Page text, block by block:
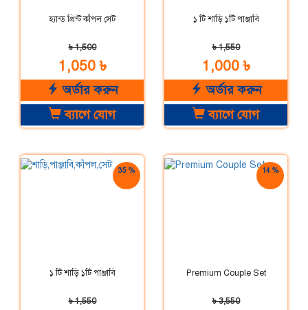
হ্যান্ড প্রিন্ট কাঁপল সেট
৳ 1,500
1,050 ৳
অর্ডার করুন
ব্যাগে যোগ
১ টি শাড়ি ১টি পাঞ্জাবি
৳ 1,550
1,000 ৳
অর্ডার করুন
ব্যাগে যোগ
35 %
১ টি শাড়ি ১টি পাঞ্জাবি
৳ 1,550
14 %
Premium Couple Set
৳ 3,550